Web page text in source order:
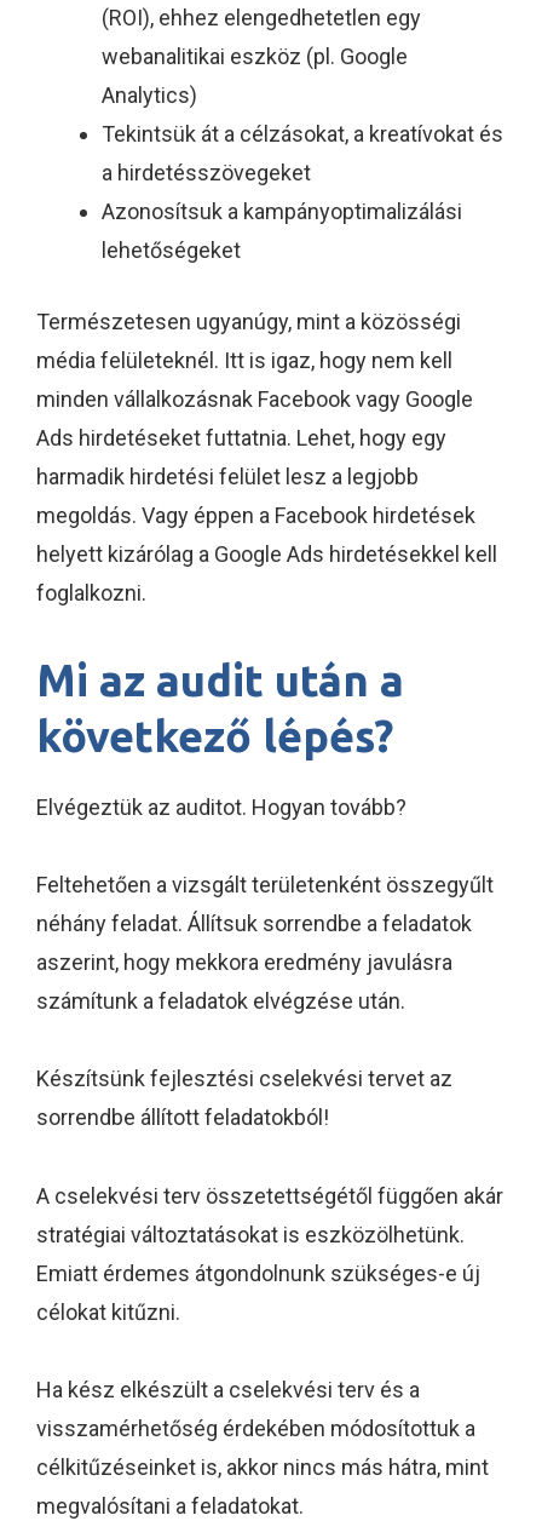
(ROI), ehhez elengedhetetlen egy
webanalitikai eszköz (pl. Google
Analytics)
Tekintsük át a célzásokat, a kreatívokat és
a hirdetésszövegeket
Azonosítsuk a kampányoptimalizálási
lehetőségeket
Természetesen ugyanúgy, mint a közösségi
média felületeknél. Itt is igaz, hogy nem kell
minden vállalkozásnak Facebook vagy Google
Ads hirdetéseket futtatnia. Lehet, hogy egy
harmadik hirdetési felület lesz a legjobb
megoldás. Vagy éppen a Facebook hirdetések
helyett kizárólag a Google Ads hirdetésekkel kell
foglalkozni.
Mi az audit után a
következő lépés?
Elvégeztük az auditot. Hogyan tovább?
Feltehetően a vizsgált területenként összegyűlt
néhány feladat. Állítsuk sorrendbe a feladatok
aszerint, hogy mekkora eredmény javulásra
számítunk a feladatok elvégzése után.
Készítsünk fejlesztési cselekvési tervet az
sorrendbe állított feladatokból!
A cselekvési terv összetettségétől függően akár
stratégiai változtatásokat is eszközölhetünk.
Emiatt érdemes átgondolnunk szükséges-e új
célokat kitűzni.
Ha kész elkészült a cselekvési terv és a
visszamérhetőség érdekében módosítottuk a
célkitűzéseinket is, akkor nincs más hátra, mint
megvalósítani a feladatokat.